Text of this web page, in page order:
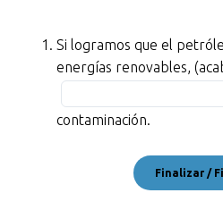
of
11
problemas
10
of
Si logramos que el
energías renovables,
contaminación.